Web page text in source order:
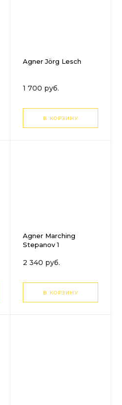
Agner Jörg Lesch
1 700 руб.
В КОРЗИНУ
Agner Marching
Stepanov 1
2 340 руб.
В КОРЗИНУ